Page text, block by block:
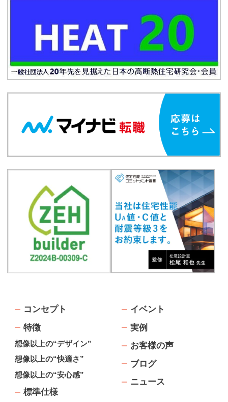
コンセプト
特徴
想像以上の“デザイン”
想像以上の“快適さ”
想像以上の“安心感”
標準仕様
イベント
実例
お客様の声
ブログ
ニュース